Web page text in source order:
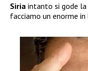
Siria intanto si gode
facciamo un enorme